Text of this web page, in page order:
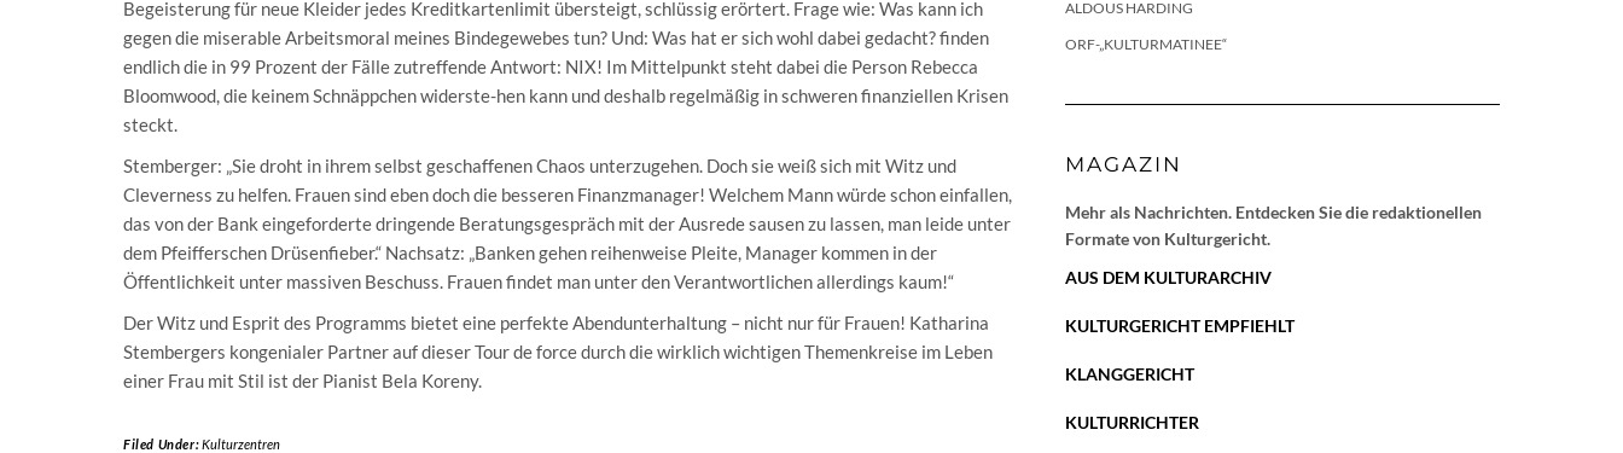
Begeisterung für neue Kleider jedes Kreditkartenlimit übersteigt, schlüssig erörtert. Frage wie: Was kann ich
gegen die miserable Arbeitsmoral meines Bindegewebes tun? Und: Was hat er sich wohl dabei gedacht? finden
endlich die in 99 Prozent der Fälle zutreffende Antwort: NIX! Im Mittelpunkt steht dabei die Person Rebecca
Bloomwood, die keinem Schnäppchen widerste-hen kann und deshalb regelmäßig in schweren finanziellen Krisen
steckt.
Stemberger: „Sie droht in ihrem selbst geschaffenen Chaos unterzugehen. Doch sie weiß sich mit Witz und
Cleverness zu helfen. Frauen sind eben doch die besseren Finanzmanager! Welchem Mann würde schon einfallen,
das von der Bank eingeforderte dringende Beratungsgespräch mit der Ausrede sausen zu lassen, man leide unter
dem Pfeifferschen Drüsenfieber.“ Nachsatz: „Banken gehen reihenweise Pleite, Manager kommen in der
Öffentlichkeit unter massiven Beschuss. Frauen findet man unter den Verantwortlichen allerdings kaum!“
Der Witz und Esprit des Programms bietet eine perfekte Abendunterhaltung – nicht nur für Frauen! Katharina
Stembergers kongenialer Partner auf dieser Tour de force durch die wirklich wichtigen Themenkreise im Leben
einer Frau mit Stil ist der Pianist Bela Koreny.
Filed Under:Kulturzentren
ALDOUS HARDING
ORF-„KULTURMATINEE“
MAGAZIN
Mehr als Nachrichten. Entdecken Sie die redaktionellen
Formate von Kulturgericht.
AUS DEM KULTURARCHIV
KULTURGERICHT EMPFIEHLT
KLANGGERICHT
KULTURRICHTER